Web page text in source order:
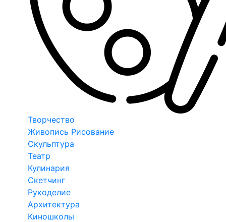
Творчество
Живопись Рисование
Скульптура
Театр
Кулинария
Скетчинг
Рукоделие
Архитектура
Киношколы